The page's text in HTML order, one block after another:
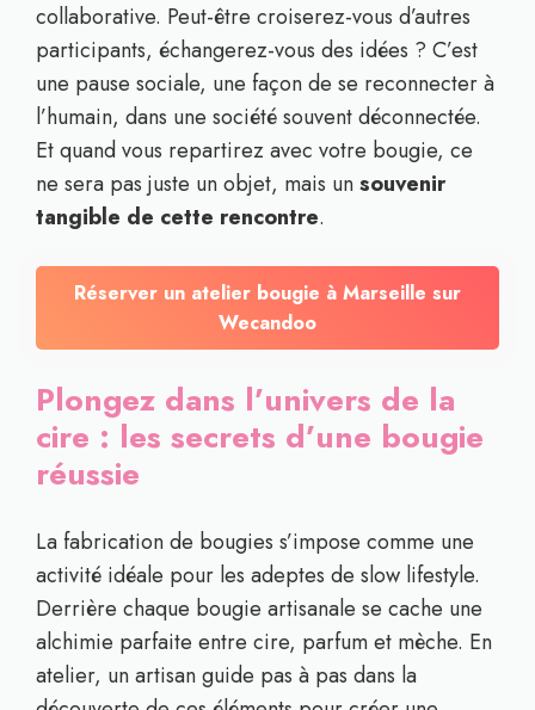
collaborative. Peut-être croiserez-vous d’autres
participants, échangerez-vous des idées ? C’est
une pause sociale, une façon de se reconnecter à
l’humain, dans une société souvent déconnectée.
Et quand vous repartirez avec votre bougie, ce
ne sera pas juste un objet, mais unsouvenir
tangible de cette rencontre.
Réserver un atelier bougie à Marseille sur
Wecandoo
Plongez dans l’univers de la
cire : les secrets d’une bougie
réussie
La fabrication de bougies s’impose comme une
activité idéale pour les adeptes de slow lifestyle.
Derrière chaque bougie artisanale se cache une
alchimie parfaite entre cire, parfum et mèche. En
atelier, un artisan guide pas à pas dans la